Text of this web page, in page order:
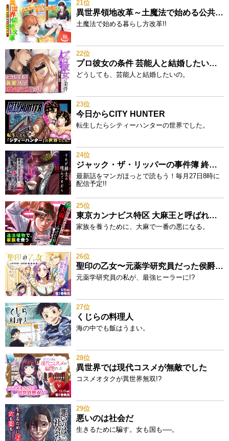
21位
異世界領地改革～土魔法で始める公共事業～
土魔法で始める暮らし方改革!!
22位
プロ彼女の条件 芸能人と結婚したい女たち
どうしても、芸能人と結婚したいの。
23位
今日からCITY HUNTER
転生したらシティーハンターの世界でした。
24位
ジャック・ザ・リッパーの事件簿 終末のワルキューレ奇譚
最新話をマンガほっとで読もう！毎月27日8時に
配信予定!!
25位
東京カンナビス特区 大麻王と呼ばれた男
家族を養うために、大麻で一番の悪になる。
26位
聖印の乙女〜元薬学研究員だった侯爵令嬢は婚約辞退してハイヒーラーを目指します～
元薬学研究員の私が、最強ヒーラーに!?
27位
くじらの料理人
海の中でも飯はうまい。
28位
異世界では現代コスメが無敵でした
コスメオタクが異世界無双!?
29位
悪いのは社会だ
生きるために騙す。女も国も──。